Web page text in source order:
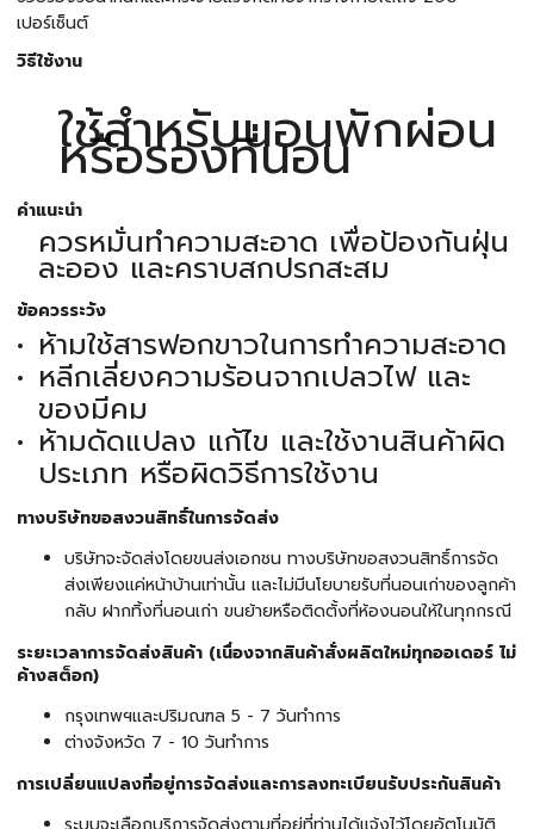
เปอร์เซ็นต์
วิธีใช้งาน
ใช้สำหรับนอนพักผ่อน
หรือรองที่นอน
คำแนะนำ
ควรหมั่นทำความสะอาด เพื่อป้องกันฝุ่น
ละออง และคราบสกปรกสะสม
ข้อควรระวัง
ห้ามใช้สารฟอกขาวในการทำความสะอาด
หลีกเลี่ยงความร้อนจากเปลวไฟ และ
ของมีคม
ห้ามดัดแปลง แก้ไข และใช้งานสินค้าผิด
ประเภท หรือผิดวิธีการใช้งาน
ทางบริษัทขอสงวนสิทธิ์ในการจัดส่ง
บริษัทจะจัดส่งโดยขนส่งเอกชน ทางบริษัทขอสงวนสิทธิ์การจัด
ส่งเพียงแค่หน้าบ้านเท่านั้น และไม่มีนโยบายรับที่นอนเก่าของลูกค้า
กลับ ฝากทิ้งที่นอนเก่า ขนย้ายหรือติดตั้งที่ห้องนอนให้ในทุกกรณี
ระยะเวลาการจัดส่งสินค้า (เนื่องจากสินค้าสั่งผลิตใหม่ทุกออเดอร์ ไม่
ค้างสต็อก)
กรุงเทพฯและปริมณฑล 5 - 7 วันทำการ
ต่างจังหวัด 7 - 10 วันทำการ
การเปลี่ยนแปลงที่อยู่การจัดส่งและการลงทะเบียนรับประกันสินค้า